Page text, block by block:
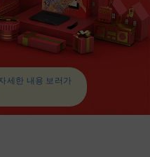
세한 내용 보러가